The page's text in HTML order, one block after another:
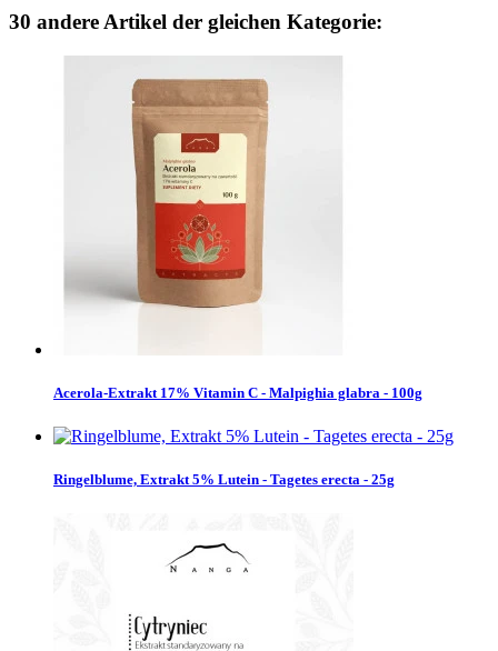
30 andere Artikel der gleichen Kategorie:
Acerola-Extrakt 17% Vitamin C - Malpighia glabra - 100g
Ringelblume, Extrakt 5% Lutein - Tagetes erecta - 25g